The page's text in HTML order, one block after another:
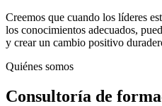
Creemos que cuando los líderes
los conocimientos adecuados,
y crear un cambio positivo
Quiénes somos
Consultoría de